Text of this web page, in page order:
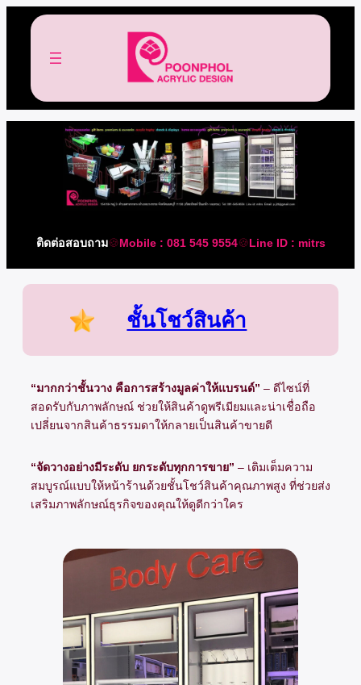
ติดต่อสอบถาม🍪Mobile : 081 545 9554🍪Line ID : mitrs
ชั้นโชว์สินค้า
“มากกว่าชั้นวาง คือการสร้างมูลค่าให้แบรนด์” – ดีไซน์ที่
สอดรับกับภาพลักษณ์ ช่วยให้สินค้าดูพรีเมียมและน่าเชื่อถือ
เปลี่ยนจากสินค้าธรรมดาให้กลายเป็นสินค้าขายดี
“จัดวางอย่างมีระดับ ยกระดับทุกการขาย” – เติมเต็มความ
สมบูรณ์แบบให้หน้าร้านด้วยชั้นโชว์สินค้าคุณภาพสูง ที่ช่วยส่ง
เสริมภาพลักษณ์ธุรกิจของคุณให้ดูดีกว่าใคร